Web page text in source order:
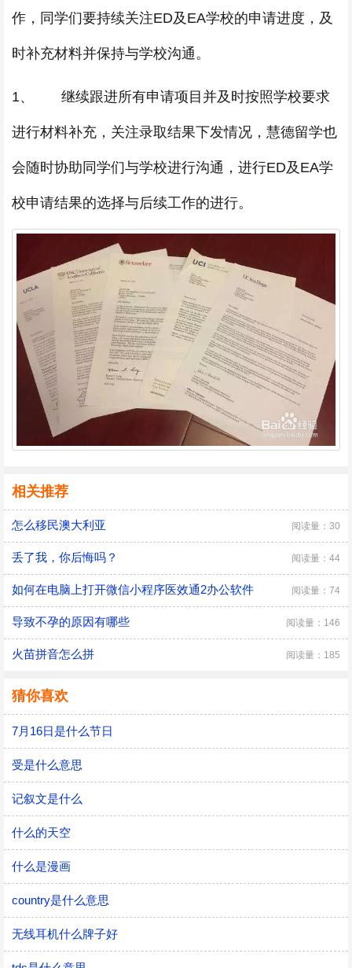
作，同学们要持续关注ED及EA学校的申请进度，及
时补充材料并保持与学校沟通。
1、 继续跟进所有申请项目并及时按照学校要求
进行材料补充，关注录取结果下发情况，慧德留学也
会随时协助同学们与学校进行沟通，进行ED及EA学
校申请结果的选择与后续工作的进行。
相关推荐
怎么移民澳大利亚 阅读量：30
丢了我，你后悔吗？ 阅读量：44
如何在电脑上打开微信小程序医效通2办公软件 阅读量：74
导致不孕的原因有哪些 阅读量：146
火苗拼音怎么拼 阅读量：185
猜你喜欢
7月16日是什么节日
受是什么意思
记叙文是什么
什么的天空
什么是漫画
country是什么意思
无线耳机什么牌子好